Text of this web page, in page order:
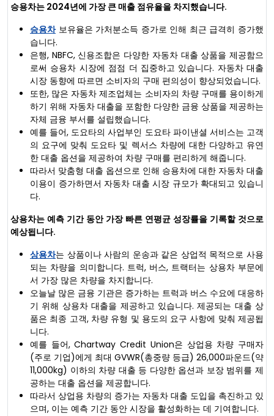
승용차는 2024년에 가장 큰 매출 점유율을 차지했습니다.
승용차보유율은 가처분소득 증가로 인해 최근 급격히 증가했
습니다.
은행, NBFC, 신용조합은 다양한 자동차 대출 상품을 제공함으
로써 승용차 시장에 점점 더 집중하고 있습니다. 자동차 대출
시장 동향에 따르면 소비자의 구매 편의성이 향상되었습니다.
또한, 많은 자동차 제조업체는 소비자의 차량 구매를 용이하게
하기 위해 자동차 대출을 포함한 다양한 금융 상품을 제공하는
자체 금융 부서를 설립했습니다.
예를 들어, 도요타의 사업부인 도요타 파이낸셜 서비스는 고객
의 요구에 맞춰 도요타 및 렉서스 차량에 대한 다양하고 유연
한 대출 옵션을 제공하여 차량 구매를 편리하게 해줍니다.
따라서 맞춤형 대출 옵션으로 인해 승용차에 대한 자동차 대출
이용이 증가하면서 자동차 대출 시장 규모가 확대되고 있습니
다.
상용차는 예측 기간 동안 가장 빠른 연평균 성장률을 기록할 것으로
예상됩니다.
상용차는 상품이나 사람의 운송과 같은 상업적 목적으로 사용
되는 차량을 의미합니다. 트럭, 버스, 트랙터는 상용차 부문에
서 가장 많은 차량을 차지합니다.
오늘날 많은 금융 기관은 증가하는 트럭과 버스 수요에 대응하
기 위해 상용차 대출을 제공하고 있습니다. 제공되는 대출 상
품은 최종 고객, 차량 유형 및 용도의 요구 사항에 맞춰 제공됩
니다.
예를 들어, Chartway Credit Union은 상업용 차량 구매자
(주로 기업)에게 최대 GVWR(총중량 등급) 26,000파운드(약
11,000kg) 이하의 차량 대출 등 다양한 옵션과 보장 범위를 제
공하는 대출 옵션을 제공합니다.
따라서 상업용 차량의 증가는 자동차 대출 도입을 촉진하고 있
으며, 이는 예측 기간 동안 시장을 활성화하는 데 기여합니다.